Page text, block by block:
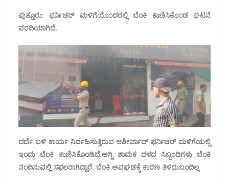
ಪುತ್ತೂರು: ಫರ್ನಿಚರ್ ಮಳಿಗೆಯೊಂದರಲ್ಲಿ ಬೆಂಕಿ ಕಾಣಿಸಿಕೊಂಡ ಘಟನೆ
ವರದಿಯಾಗಿದೆ.
ದರ್ಬೆ ಬಳಿ ಕಾರ್ಯ ನಿರ್ವಹಿಸುತ್ತಿರುವ ಆಶೀರ್ವಾದ್‌ ಫರ್ನಿಚರ್ ಮಳಿಗೆಯಲ್ಲಿ
ಇಂದು ಬೆಂಕಿ ಕಾಣಿಸಿಕೊಂಡಿದೆ.ಅಗ್ನಿ ಶಾಮಕ ದಳದ ಸಿಬ್ಬಂದಿಗಳು ಬೆಂಕಿ
ನಂದಿಸುವಲ್ಲಿ ಸಫಲರಾಗಿದ್ದಾರೆ. ಬೆಂಕಿ ಅವಘಡಕ್ಕೆ ಕಾರಣ ತಿಳಿದುಬಂದಿಲ್ಲ